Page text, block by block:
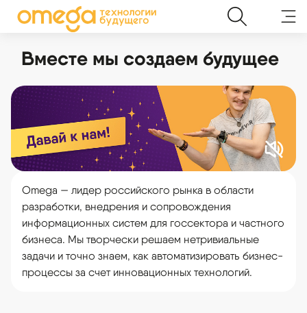
Вместе мы создаем будущее
Omega — лидер российского рынка в области
разработки, внедрения и сопровождения
информационных систем для госсектора и частного
бизнеса. Мы творчески решаем нетривиальные
задачи и точно знаем, как автоматизировать бизнес-
процессы за счет инновационных технологий.